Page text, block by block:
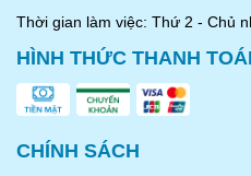
nói riêng và rất nhiều sản
Thời gian làm việc: Thứ 2 - Chủ
HÌNH THỨC THANH
CHÍNH SÁCH